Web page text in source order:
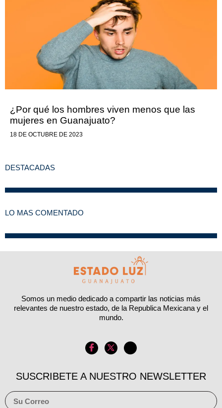
¿Por qué los hombres viven menos que las
mujeres en Guanajuato?
18 DE OCTUBRE DE 2023
DESTACADAS
LO MAS COMENTADO
Somos un medio dedicado a compartir las noticias más
relevantes de nuestro estado, de la Republica Mexicana y el
mundo.
SUSCRIBETE A NUESTRO NEWSLETTER